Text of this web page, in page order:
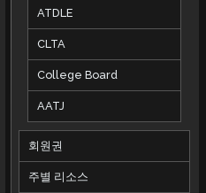
ATDLE
CLTA
College Board
AATJ
회원권
주별 리소스